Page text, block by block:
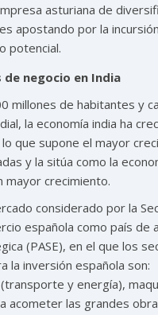
asturiana de
apostando por la
potencial.
negocio en India
millones de habitantes y
la economía india ha
que supone el mayor
y la sitúa como la
mayor crecimiento.
considerado por la
española como país de
(PASE), en el que los
la inversión española son:
y energía),
acometer las grandes